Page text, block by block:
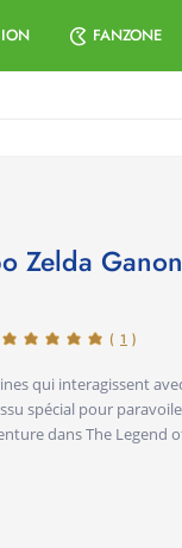
FANZONE
( 1 )
qui interagissent
spécial pour
dans The Legend